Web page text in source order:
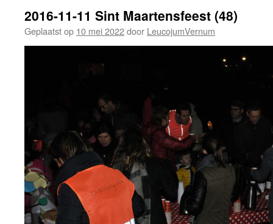
2016-11-11 Sint Maartensfeest (48)
Geplaatst op 10 mei 2022door LeucojumVernum